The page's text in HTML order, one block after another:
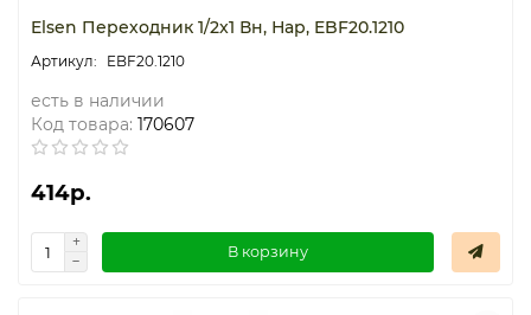
Elsen Переходник 1/2x1 Вн, Нар, EBF20.1210
EBF20.1210
есть в наличии
Код товара: 170607
414р.
В корзину